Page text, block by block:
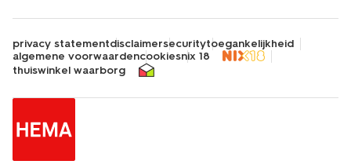
privacy statementdisclaimersecuritytoegankelijkheid
algemene voorwaardencookiesnix 18
thuiswinkel waarborg